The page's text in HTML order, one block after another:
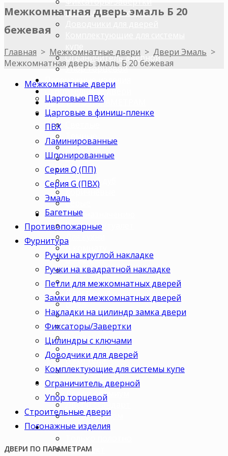
Цилиндры с ключами
Ограничитель дверной
Упор торцевой
Погонажные изделия
Строительные двери
ДВЕРИ ПО ПАРАМЕТРАМ
Двери по цветам
Бежевые
Венге
Орех
Беленый дуб
Коричневые
Серые
Двери по назначению
В ванную/туалет
Для кухни
В комнату
В кабинет
В детскую
В спальню
В зал
В гардеробную
В коридор
В кладовку
В офис
В коттедж
Для дачи
Ценовая категория
Двери премиум
Двери стандарт
Двери эконом
Комплектация
Комплект
Межкомнатная дверь эмаль Б 20
бежевая
Главная > Межкомнатные двери > Двери Эмаль >
Межкомнатная дверь эмаль Б 20 бежевая
Межкомнатные двери
Царговые ПВХ
Царговые в финиш-пленке
ПВХ
Ламинированные
Шпонированные
Серия Q (ПП)
Серия G (ПВХ)
Эмаль
Багетные
Противопожарные
Фурнитура
Ручки на круглой накладке
Ручки на квадратной накладке
Петли для межкомнатных дверей
Замки для межкомнатных дверей
Накладки на цилиндр замка двери
Фиксаторы/Завертки
Цилиндры с ключами
Доводчики для дверей
Комплектующие для системы купе
Ограничитель дверной
Упор торцевой
Строительные двери
Погонажные изделия
ДВЕРИ ПО ПАРАМЕТРАМ